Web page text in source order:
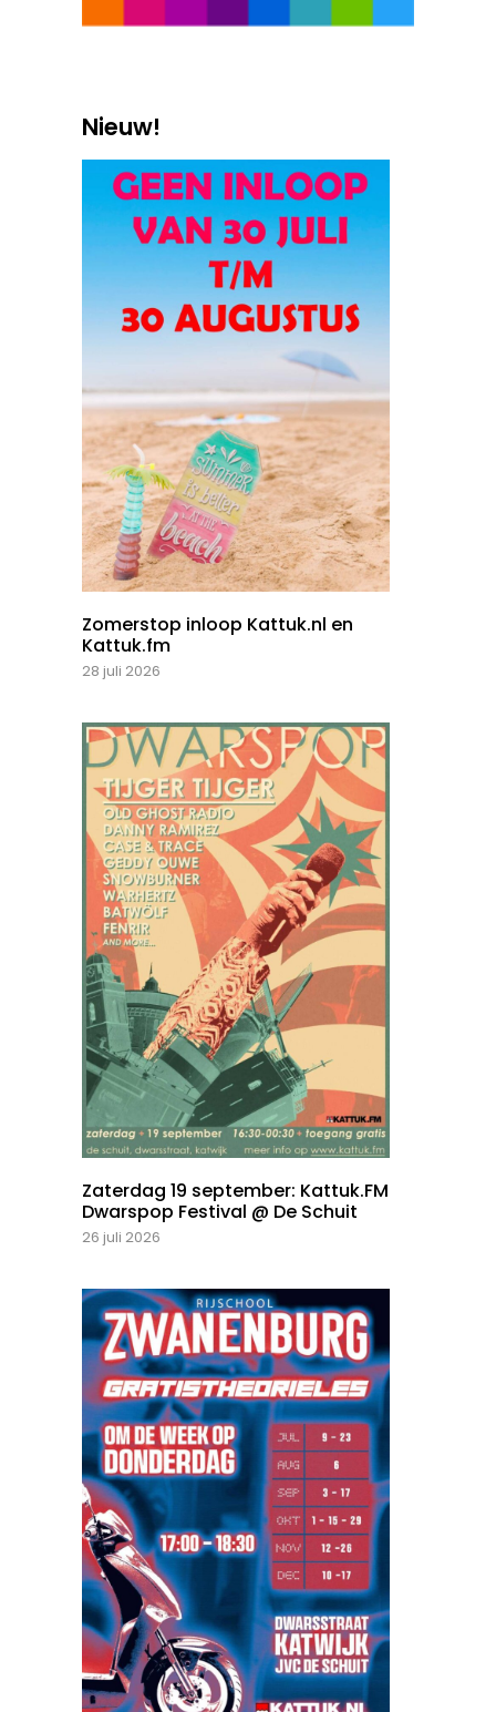
Nieuw!
Zomerstop inloop Kattuk.nl en
Kattuk.fm
28 juli 2026
Zaterdag 19 september: Kattuk.FM
Dwarspop Festival @ De Schuit
26 juli 2026